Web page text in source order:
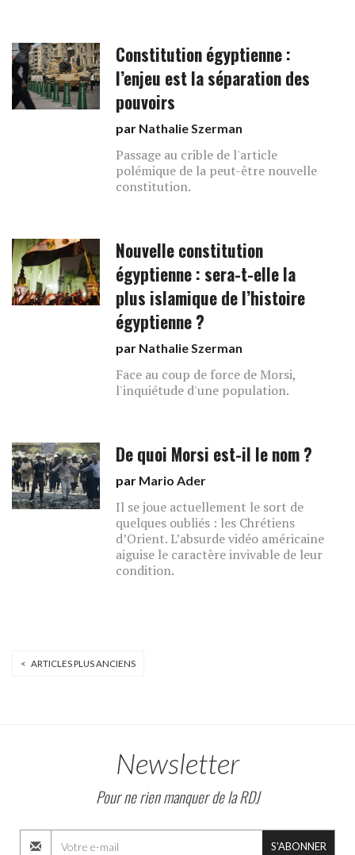
Constitution égyptienne :
l’enjeu est la séparation des
pouvoirs
par Nathalie Szerman
Passage au crible de l'article
polémique de la peut-être nouvelle
constitution.
Nouvelle constitution
égyptienne : sera-t-elle la
plus islamique de l’histoire
égyptienne ?
par Nathalie Szerman
Face au coup de force de Morsi,
l'inquiétude d'une population.
De quoi Morsi est-il le nom ?
par Mario Ader
Il se joue actuellement le sort de
quelques oubliés : les Chrétiens
d’Orient. L’absurde vidéo américaine
aiguise le caractère invivable de leur
condition.
< ARTICLES PLUS ANCIENS
Newsletter
Pour ne rien manquer de la RDJ
S'ABONNER